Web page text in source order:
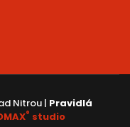
Nitrou | Pravidlá
® studio